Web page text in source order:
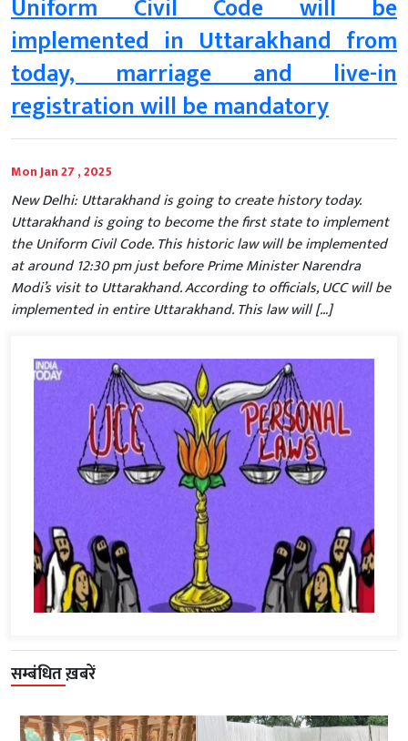
Uniform Civil Code will be
implemented in Uttarakhand from
today, marriage and live-in
registration will be mandatory
Mon Jan 27 , 2025
New Delhi: Uttarakhand is going to create history today.
Uttarakhand is going to become the first state to implement
the Uniform Civil Code. This historic law will be implemented
at around 12:30 pm just before Prime Minister Narendra
Modi’s visit to Uttarakhand. According to officials, UCC will be
implemented in entire Uttarakhand. This law will […]
सम्बंधित ख़बरें